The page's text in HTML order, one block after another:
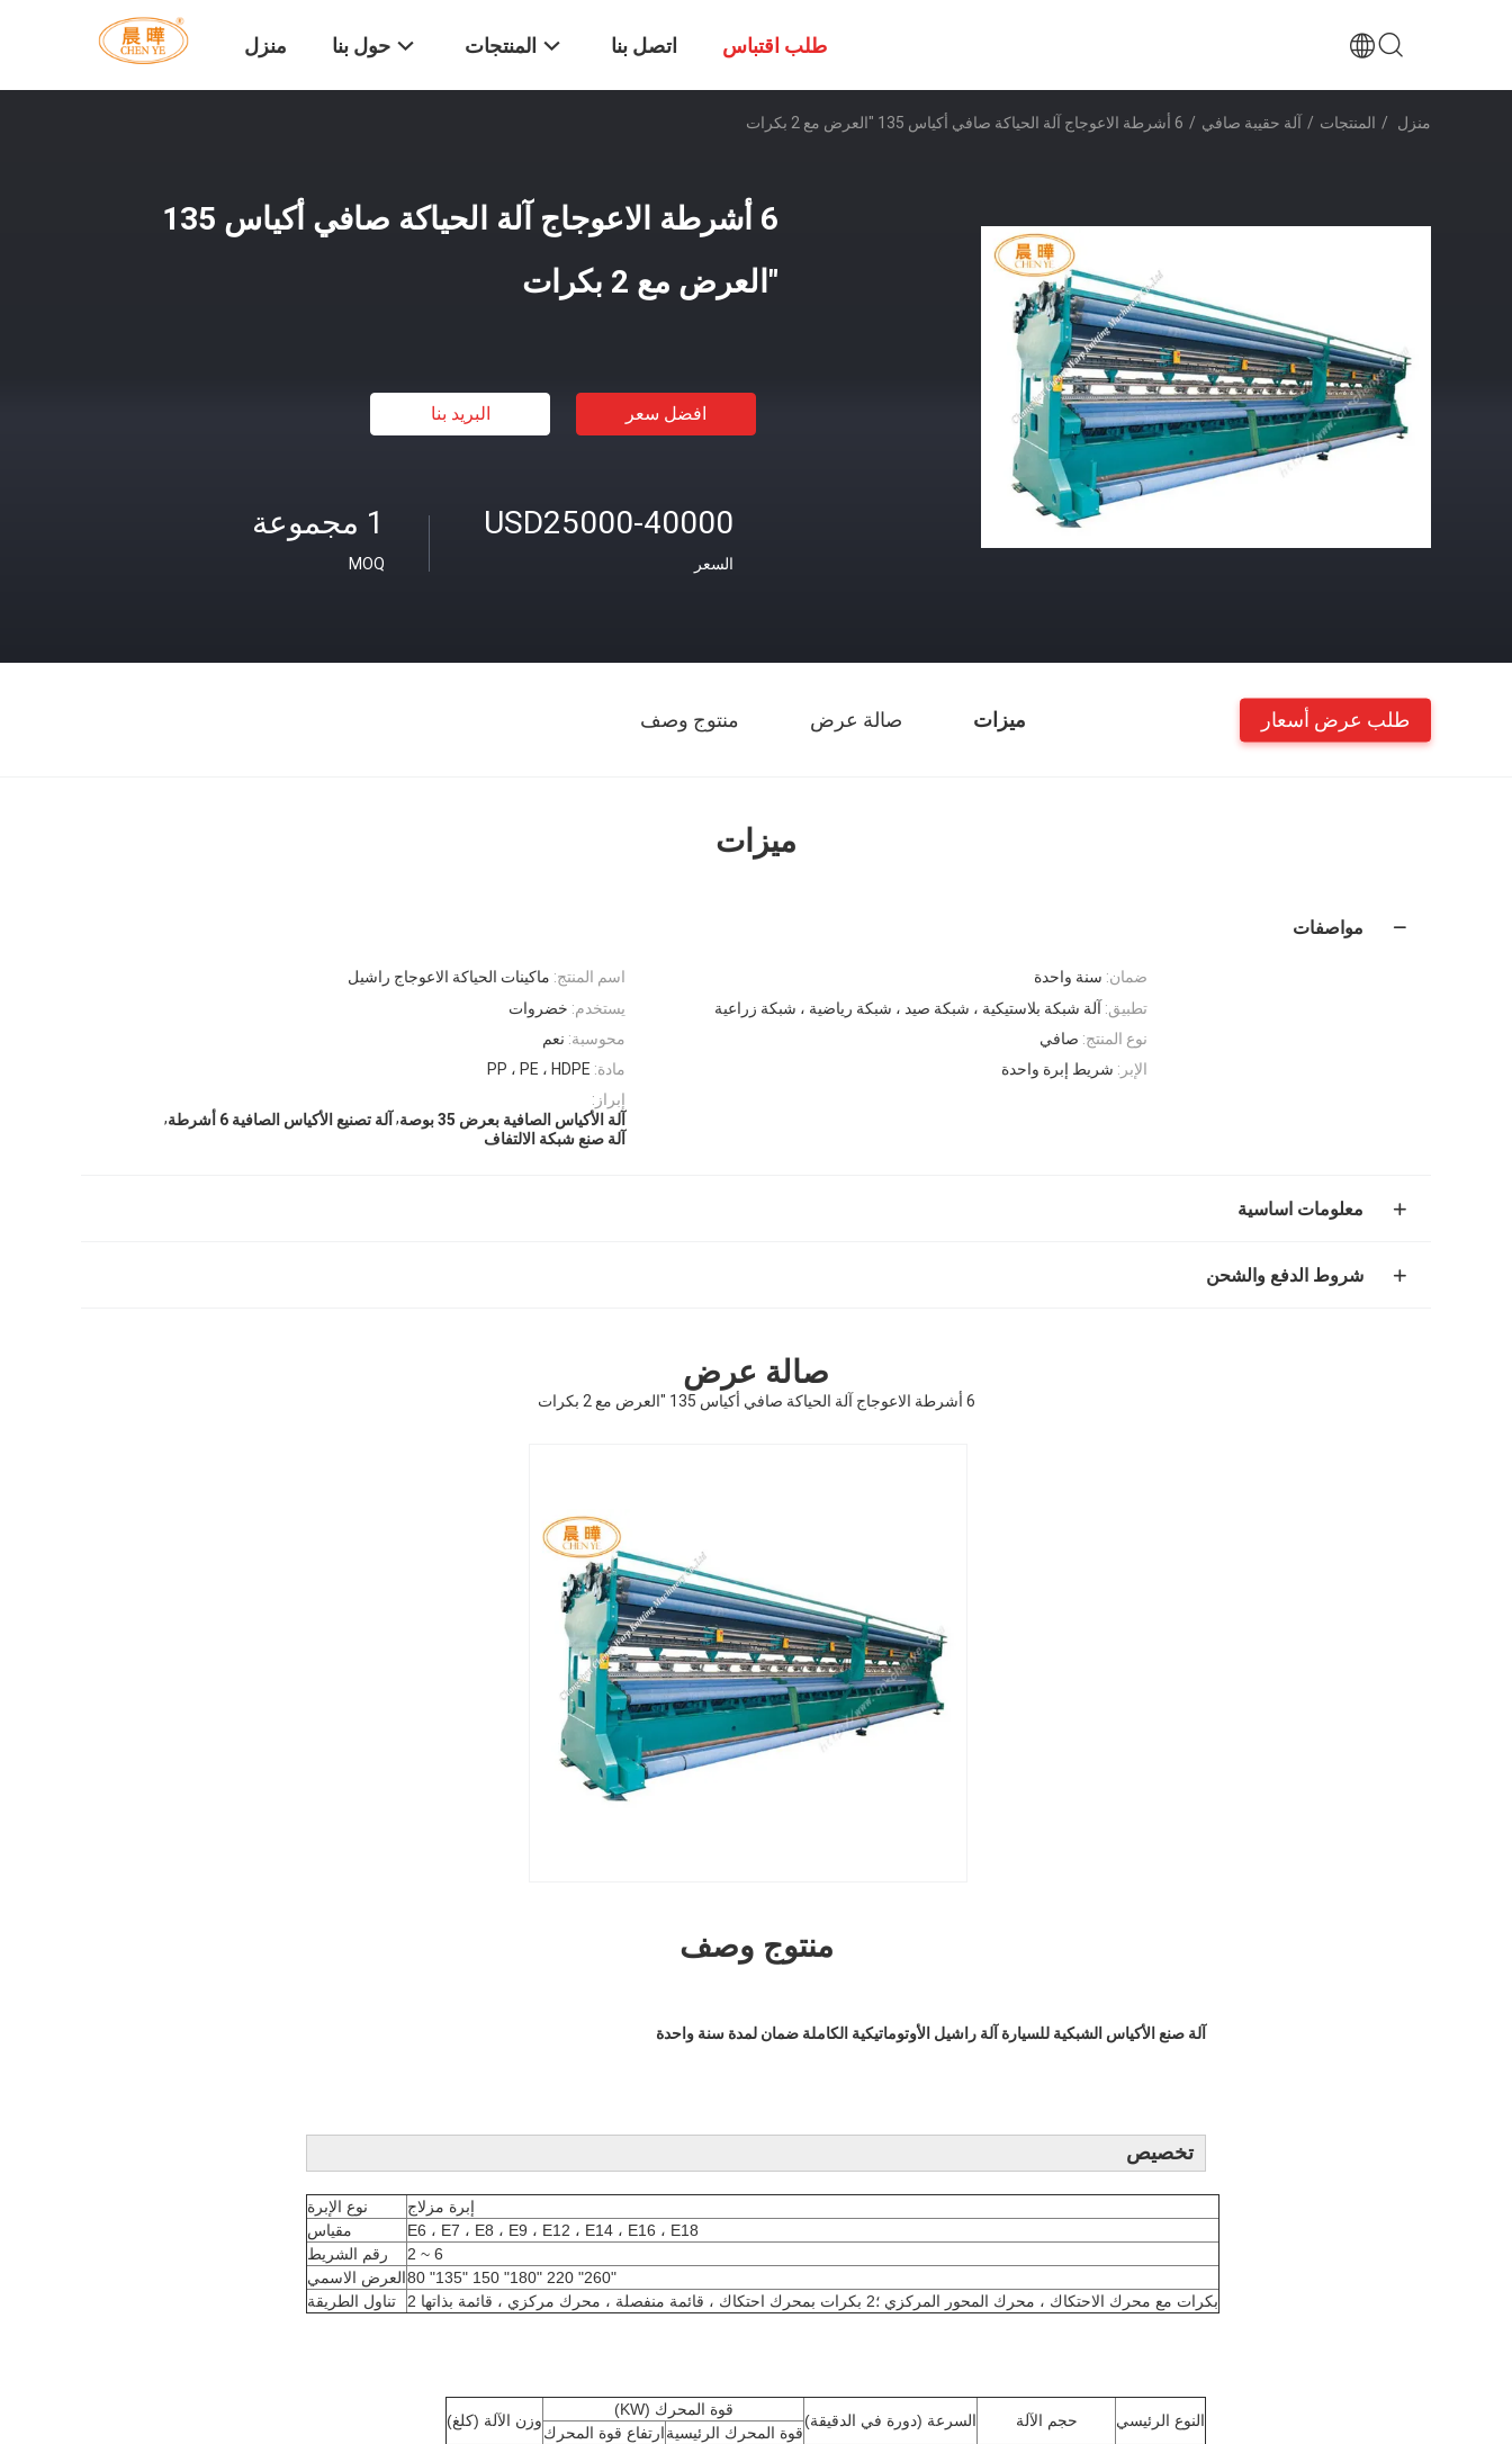
منزل حول بنا المنتجات اتصل بنا طلب اقتباس
منزل / المنتجات / آلة حقيبة صافي / 6 أشرطة الاعوجاج آلة الحياكة صافي أكياس 135 "العرض مع 2 بكرات
6 أشرطة الاعوجاج آلة الحياكة صافي أكياس 135
"العرض مع 2 بكرات
افضل سعر البريد بنا
1 مجموعة
MOQ
USD25000-40000
السعر
ميزات صالة عرض منتوج وصف طلب عرض أسعار
ميزات
مواصفات
اسم المنتج: ماكينات الحياكة الاعوجاج راشيل ضمان: سنة واحدة
يستخدم: خضروات تطبيق: آلة شبكة بلاستيكية ، شبكة صيد ، شبكة رياضية ، شبكة زراعية
محوسبة: نعم نوع المنتج: صافي
مادة: PP ، PE ، HDPE الإبر: شريط إبرة واحدة
إبراز:
آلة الأكياس الصافية بعرض 35 بوصة
, آلة تصنيع الأكياس الصافية 6 أشرطة
,
آلة صنع شبكة الالتفاف
معلومات اساسية
شروط الدفع والشحن
صالة عرض
6 أشرطة الاعوجاج آلة الحياكة صافي أكياس 135 "العرض مع 2 بكرات
منتوج وصف
آلة صنع الأكياس الشبكية للسيارة آلة راشيل الأوتوماتيكية الكاملة ضمان لمدة سنة واحدة
تخصيص
نوع الإبرة
إبرة مزلاج
مقياس
E6 ، E7 ، E8 ، E9 ، E12 ، E14 ، E16 ، E18
رقم الشريط
2 ~ 6
العرض الاسمي80 "135" 150 "180" 220 "260"
تناول الطريقة
2 بكرات مع محرك الاحتكاك ، محرك المحور المركزي ؛2 بكرات بمحرك احتكاك ، قائمة منفصلة ، محرك مركزي ، قائمة بذاتها
النوع الرئيسي حجم الآلة السرعة (دورة في الدقيقة)
قوة المحرك (KW)
وزن الآلة (كلغ)
قوة المحرك الرئيسيةارتفاع قوة المحرك